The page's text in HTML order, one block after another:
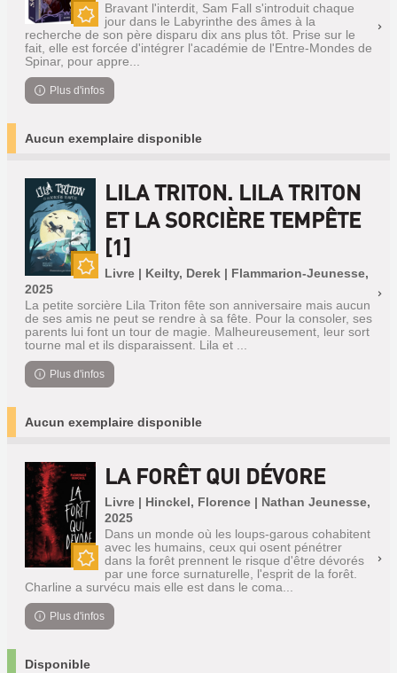
Nouveauté
Bravant l'interdit, Sam Fall s'introduit chaque
jour dans le Labyrinthe des âmes à la
recherche de son père disparu dix ans plus tôt. Prise sur le
fait, elle est forcée d'intégrer l'académie de l'Entre-Mondes de
Spinar, pour appre...
Plus d'infos
Aucun exemplaire disponible
Nouveauté
LILA TRITON. LILA TRITON
ET LA SORCIÈRE TEMPÊTE
[1]
Livre | Keilty, Derek | Flammarion-Jeunesse,
2025
La petite sorcière Lila Triton fête son anniversaire mais aucun
de ses amis ne peut se rendre à sa fête. Pour la consoler, ses
parents lui font un tour de magie. Malheureusement, leur sort
tourne mal et ils disparaissent. Lila et ...
Plus d'infos
Aucun exemplaire disponible
LA FORÊT QUI DÉVORE
Livre | Hinckel, Florence | Nathan Jeunesse,
2025
Dans un monde où les loups-garous cohabitent
avec les humains, ceux qui osent pénétrer
dans la forêt prennent le risque d'être dévorés
par une force surnaturelle, l'esprit de la forêt.
Charline a survécu mais elle est dans le coma...
Plus d'infos
Disponible